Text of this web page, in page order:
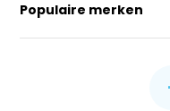
Populaire merken